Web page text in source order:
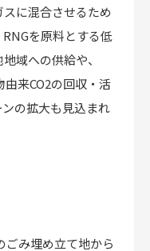
に混合させるため
を原料とする低
域への供給や、
来CO2の回収・活
の拡大も見込まれ
み埋め立て地から